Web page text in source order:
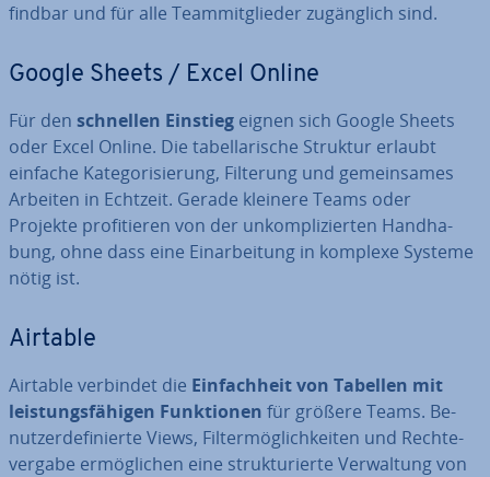
find­bar und für alle Team­mit­glie­der zu­gäng­lich sind.
Google Sheets / Excel Online
Für den schnellen Einstieg eignen sich Google Sheets
oder Excel Online. Die ta­bel­la­ri­sche Struktur erlaubt
einfache Ka­te­go­ri­sie­rung, Filterung und ge­mein­sa­mes
Arbeiten in Echtzeit. Gerade kleinere Teams oder
Projekte pro­fi­tie­ren von der un­kom­pli­zier­ten Hand­ha­
bung, ohne dass eine Ein­ar­bei­tung in komplexe Systeme
nötig ist.
Airtable
Airtable verbindet die Ein­fach­heit von Tabellen mit
leis­tungs­fä­hi­gen Funk­tio­nen für größere Teams. Be­
nut­zer­de­fi­nier­te Views, Fil­ter­mög­lich­kei­ten und Rech­te­
ver­ga­be er­mög­li­chen eine struk­tu­rier­te Ver­wal­tung von